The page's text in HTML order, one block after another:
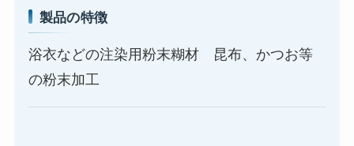
製品の特徴
浴衣などの注染用粉末糊材 昆布、かつお等
の粉末加工